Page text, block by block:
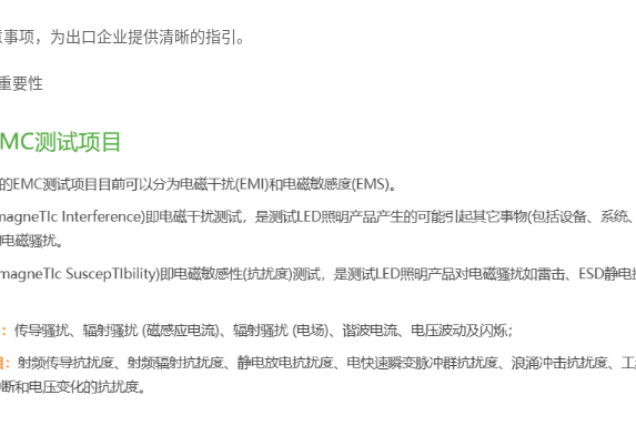
项，为出口企业提供清晰的指引。
要性